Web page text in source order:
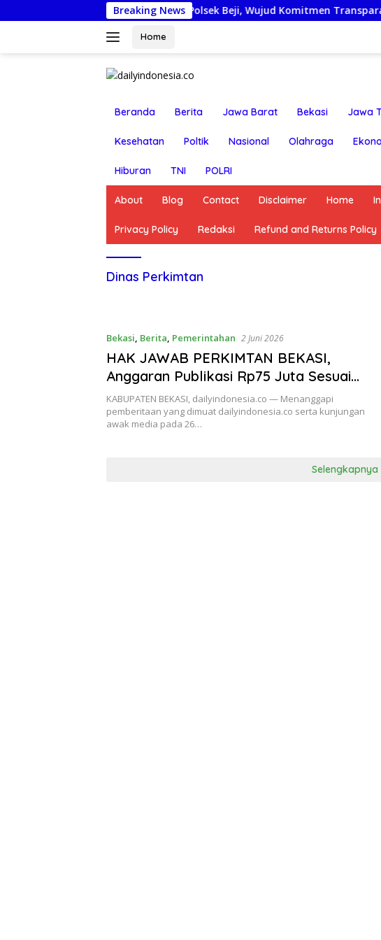
ke
Breaking News
Anggota Reskrim Polsek Beji, Wujud Komitmen Transparansi
Home
Beranda Berita Jawa Barat Bekasi Jawa
Kesehatan Poltik Nasional Olahraga
Hiburan TNI POLRI
About Blog Contact Disclaimer Home
Privacy Policy Redaksi Refund and Returns Policy
Dinas Perkimtan
Bekasi, Berita, Pemerintahan 2 Juni 2026
HAK JAWAB PERKIMTAN BEKASI,
Anggaran Publikasi Rp75 Juta Sesuai
Aturan – Luhut Sinaga,Kurang Relevan,
Harus Jelas Mekanisme & Dasar
Hukumnya
KABUPATEN BEKASI, dailyindonesia.co — Menanggapi
pemberitaan yang dimuat dailyindonesia.co serta kunjungan
awak media pada 26…
Selengkapnya